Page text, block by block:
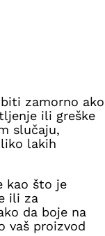
zamorno ako
ili greške
slučaju,
lakih
kao što je
ili za
da boje na
vaš proizvod